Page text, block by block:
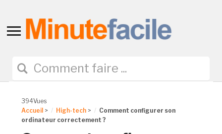
Toggle
navigation
394Vues
Accueil > High-tech >
Comment configurer son
ordinateur correctement ?